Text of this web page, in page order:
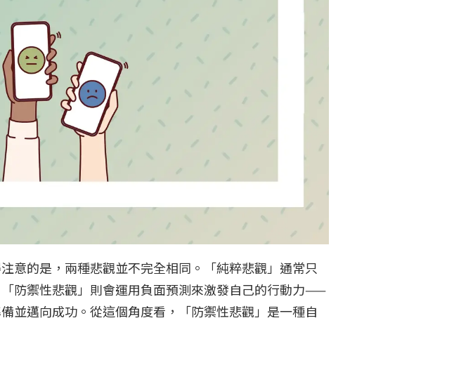
意的是，兩種悲觀並不完全相同。「純粹悲觀」通常只
防禦性悲觀」則會運用負面預測來激發自己的行動力——
並邁向成功。從這個角度看，「防禦性悲觀」是一種自